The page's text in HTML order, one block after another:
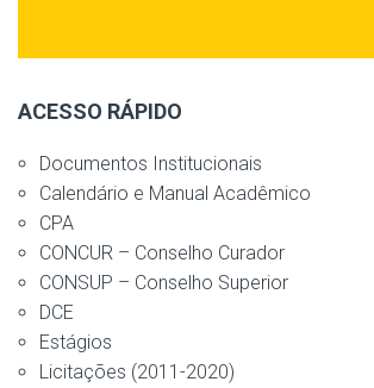
ACESSO RÁPIDO
Documentos Institucionais
Calendário e Manual Acadêmico
CPA
CONCUR – Conselho Curador
CONSUP – Conselho Superior
DCE
Estágios
Licitações (2011-2020)